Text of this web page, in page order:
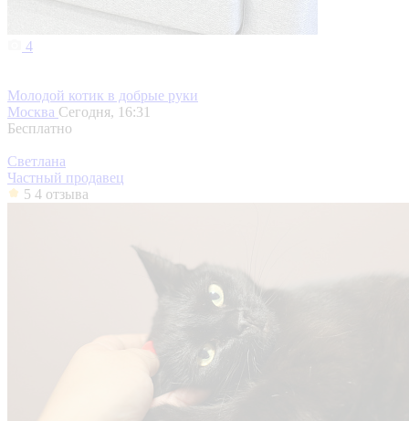
4
Молодой котик в добрые руки
Москва Сегодня, 16:31
Бесплатно
Светлана
Частный продавец
5 4 отзыва